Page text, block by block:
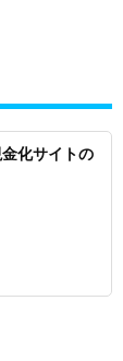
化サイトの